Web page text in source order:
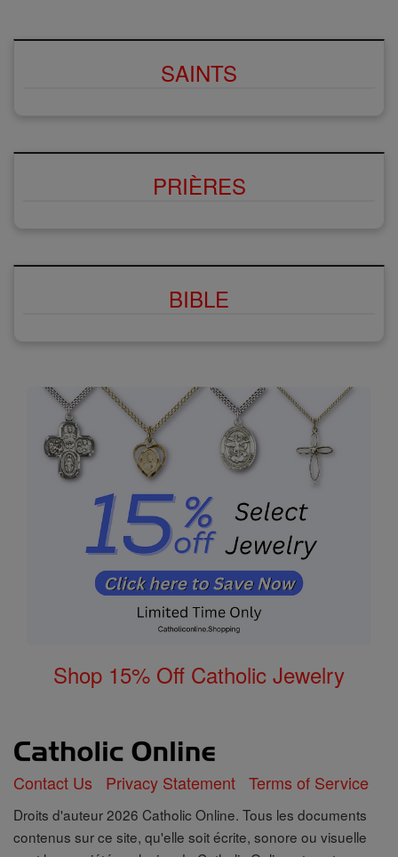
SAINTS
PRIÈRES
BIBLE
Shop 15% Off Catholic Jewelry
Contact Us Privacy Statement Terms of Service
Droits d'auteur 2026 Catholic Online. Tous les documents
contenus sur ce site, qu'elle soit écrite, sonore ou visuelle